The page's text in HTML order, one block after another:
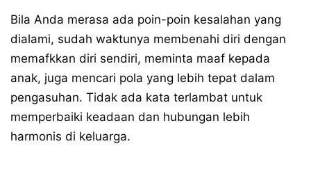
Bila Anda merasa ada poin-poin kesalahan yang
dialami, sudah waktunya membenahi diri dengan
memafkkan diri sendiri, meminta maaf kepada
anak, juga mencari pola yang lebih tepat dalam
pengasuhan. Tidak ada kata terlambat untuk
memperbaiki keadaan dan hubungan lebih
harmonis di keluarga.